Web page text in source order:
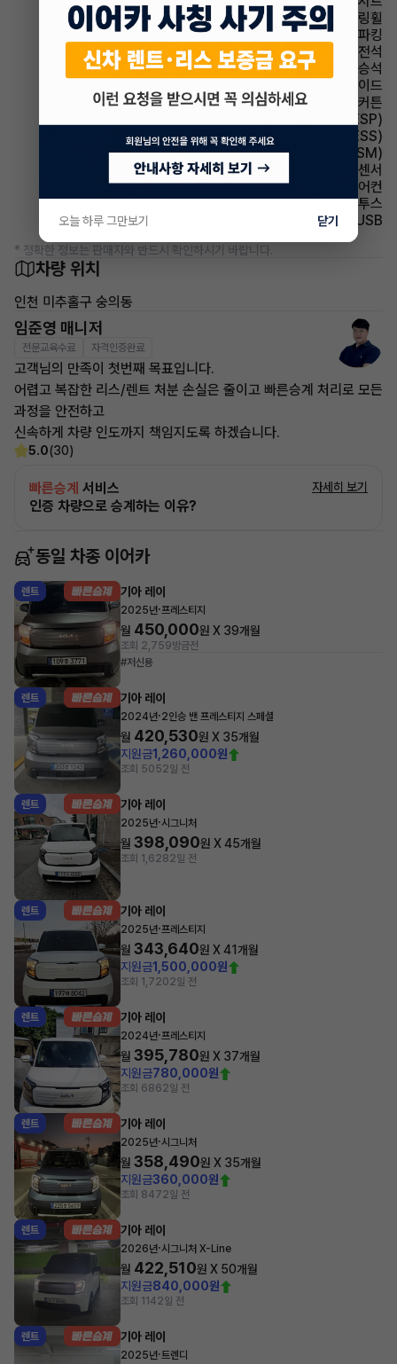
스티어링휠 속도감응식 스티어링휠
파킹 풋파킹
에어백 운전석
에어백 동승석
에어백 사이드
에어백 커튼
주행안전 차체자세제어장치(VDC,ESC,ESP)
주행안전 급제동경보시스템(ESS)
주행안전 샤시 통합 제어 시스템(VSM)
주차보조 후방감지센서
에어컨 수동에어컨
유무선단자 블루투스
유무선단자 USB
* 정확한 정보는 판매자와 반드시 확인하시기 바랍니다.
차량 위치
인천 미추홀구 숭의동
임준영 매니저
전문교육수료 자격인증완료
고객님의 만족이 첫번째 목표입니다.
어렵고 복잡한 리스/렌트 처분 손실은 줄이고 빠른승계 처리로 모든
과정을 안전하고
신속하게 차량 인도까지 책임지도록 하겠습니다.
5.0(30)
빠른승계 서비스
인증 차량으로 승계하는 이유?
자세히 보기
동일 차종 이어카
렌트 기아 레이
2025년·프레스티지
월 450,000원 X 39개월
조회 2,759방금전
#저신용
렌트 기아 레이
2024년·2인승 밴 프레스티지 스페셜
월 420,530원 X 35개월
지원금1,260,000원
조회 5052일 전
렌트 기아 레이
2025년·시그니처
월 398,090원 X45개월
조회 1,6282일 전
렌트 기아 레이
2025년·프레스티지
월 343,640원 X41개월
지원금1,500,000원
조회 1,7202일 전
렌트 기아 레이
2024년·프레스티지
월 395,780원 X 37개월
지원금780,000원
조회 6862일 전
렌트 기아 레이
2025년·시그니처
월 358,490원 X 35개월
지원금360,000원
조회 8472일 전
렌트 기아 레이
2026년·시그니처 X-Line
월 422,510원 X 50개월
지원금840,000원
조회 1142일 전
렌트 기아 레이
2025년·트렌디
오늘 하루 그만보기 닫기